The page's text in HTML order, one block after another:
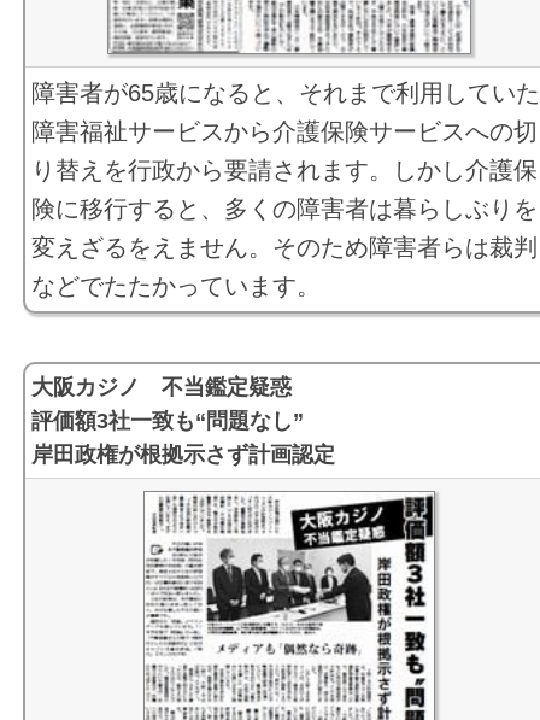
障害者が65歳になると、それまで利用していた
障害福祉サービスから介護保険サービスへの切
り替えを行政から要請されます。しかし介護保
険に移行すると、多くの障害者は暮らしぶりを
変えざるをえません。そのため障害者らは裁判
などでたたかっています。
大阪カジノ 不当鑑定疑惑
評価額3社一致も“問題なし”
岸田政権が根拠示さず計画認定